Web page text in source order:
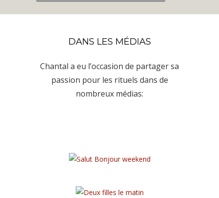
DANS LES MÉDIAS
Chantal a eu l’occasion de partager sa
passion pour les rituels dans de
nombreux médias: